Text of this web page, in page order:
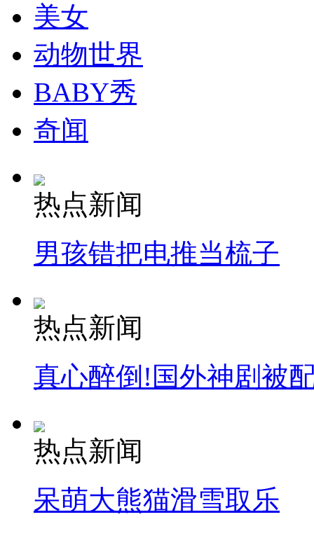
美女
动物世界
BABY秀
奇闻
热点新闻
男孩错把电推当梳子
热点新闻
真心醉倒!国外神剧被
热点新闻
呆萌大熊猫滑雪取乐